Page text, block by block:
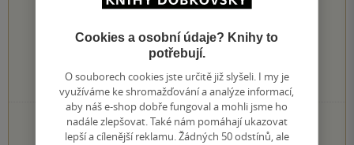
0.0z5
0hodnocení čtenářů
0×
5 hvězdiček
0×
4 hvězdičky
Cookies a osobní údaje? Knihy to
potřebují.
O souborech cookies jste určitě již slyšeli. I my je
využíváme ke shromažďování a analýze informací,
aby náš e-shop dobře fungoval a mohli jsme ho
nadále zlepšovat. Také nám pomáhají ukazovat
lepší a cílenější reklamu. Žádných 50 odstínů, ale